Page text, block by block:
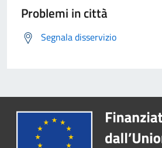
Problemi in città
Segnala disservizio